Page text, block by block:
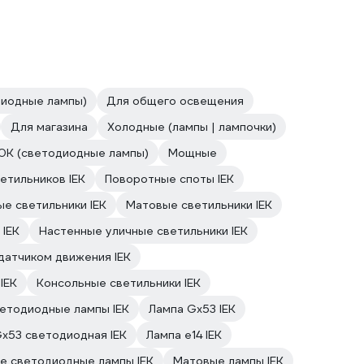
лампы)
Для общего освещения
Для магазина
Холодные (лампы | лампочки)
(светодиодные лампы)
Мощные
IEK
Поворотные споты IEK
светильники IEK
Матовые светильники IEK
Настенные уличные светильники IEK
движения IEK
Консольные светильники IEK
лампы IEK
Лампа Gx53 IEK
светодиодная IEK
Лампа е14 IEK
светодиодные лампы IEK
Матовые лампы IEK